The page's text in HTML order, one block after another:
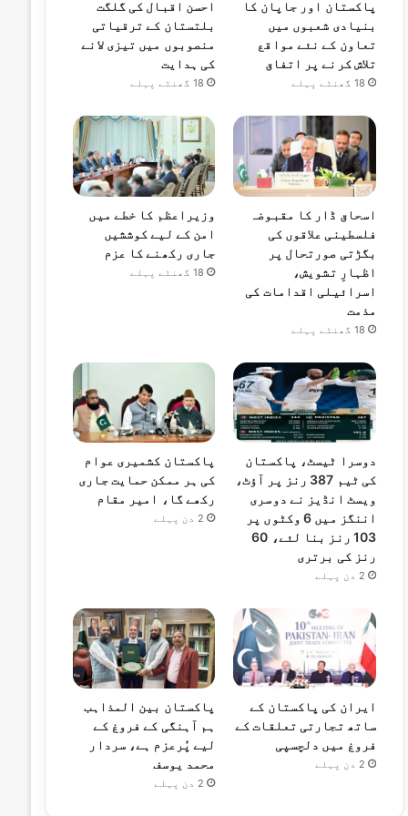
پاکستان اور جاپان کا
بنیادی شعبوں میں
تعاون کے نئے مواقع
تلاش کرنے پر اتفاق
18 گھنٹے پہلے
احسن اقبال کی گلگت
بلتستان کے ترقیاتی
منصوبوں میں تیزی لانے
کی ہدایت
18 گھنٹے پہلے
اسحاق ڈار کا مقبوضہ
فلسطینی علاقوں کی
بگڑتی صورتحال پر
اظہارِ تشویش،
اسرائیلی اقدامات کی
مذمت
18 گھنٹے پہلے
وزیراعظم کا خطے میں
امن کے لیے کوششیں
جاری رکھنے کا عزم
18 گھنٹے پہلے
دوسرا ٹیسٹ، پاکستان
کی ٹیم 387 رنز پر آؤٹ،
ویسٹ انڈیز نے دوسری
اننگز میں 6 وکٹوں پر
103 رنز بنا لئے، 60
رنز کی برتری
2 دن پہلے
پاکستان کشمیری عوام
کی ہر ممکن حمایت جاری
رکھے گا، امیر مقام
2 دن پہلے
ایران کی پاکستان کے
ساتھ تجارتی تعلقات کے
فروغ میں دلچسپی
2 دن پہلے
پاکستان بین المذاہب
ہم آہنگی کے فروغ کے
لیے پُرعزم ہے، سردار
محمد یوسف
2 دن پہلے